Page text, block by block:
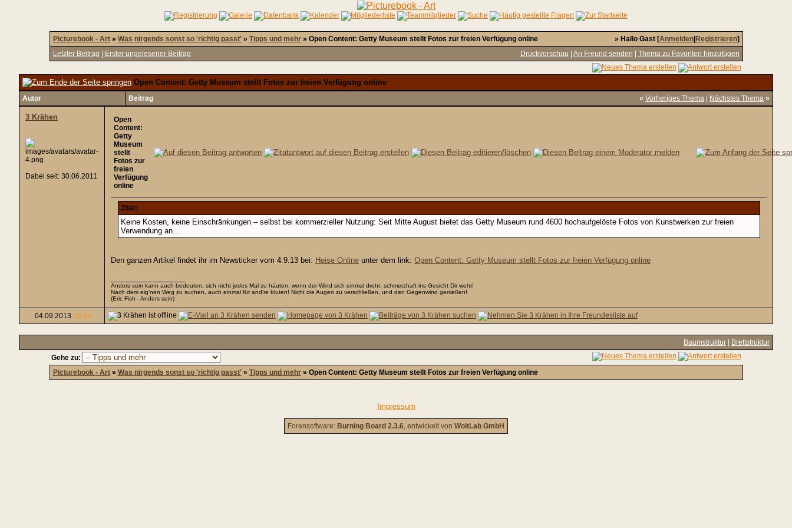
Picturebook - Art» Was nirgends sonst so 'richtig passt'» Tipps und mehr» Open Content: Getty Museum stellt Fotos zur freien Verfügung online » Hallo Gast [Anmelden| Registrieren]
Letzter Beitrag
Erster ungelesener Beitrag Druckvorschau An Freund senden Thema zu Favoriten hinzufügen
Open Content: Getty Museum stellt Fotos zur freien Verfügung online
Autor Beitrag « Vorheriges Thema Nächstes Thema »
3 Krähen
Dabei seit: 30.06.2011
Open
Content:
Getty
Museum
stellt
Fotos zur
freien
Verfügung
online
Zitat:
Keine Kosten, keine Einschränkungen – selbst bei kommerzieller Nutzung: Seit Mitte August bietet das Getty Museum rund 4600 hochaufgelöste Fotos von Kunstwerken zur freien
Verwendung an...
Den ganzen Artikel findet ihr im Newsticker vom 4.9.13 bei: Heise Online unter dem link: Open Content: Getty Museum stellt Fotos zur freien Verfügung online
Anders sein kann auch bedeuten, sich nicht jedes Mal zu häuten, wenn der Wind sich einmal dreht, schmerzhaft ins Gesicht Dir weht!
Nach dem eig'nen Weg zu suchen, auch einmal für and're bluten! Nicht die Augen zu verschließen, und den Gegenwind genießen!
(Eric Fish - Anders sein)
04.09.2013 16:04
Baumstruktur
Brettstruktur
Gehe zu:
Picturebook - Art» Was nirgends sonst so 'richtig passt'» Tipps und mehr» Open Content: Getty Museum stellt Fotos zur freien Verfügung online
Impressum
Forensoftware: Burning Board 2.3.6, entwickelt von WoltLab GmbH